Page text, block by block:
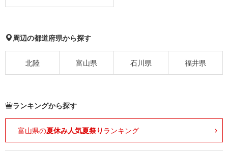
周辺の都道府県から探す
北陸 富山県 石川県 福井県
ランキングから探す
富山県の夏休み人気夏祭り ランキング